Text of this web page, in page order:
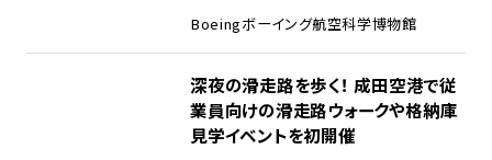
Boeingボーイング航空科学博物館
深夜の滑走路を歩く！ 成田空港で従
業員向けの滑走路ウォークや格納庫
見学イベントを初開催